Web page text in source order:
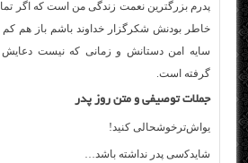
پدرم بزرگترین نعمت زندگی من است که اگر
خاطر بودنش شکرگزار خداوند باشم باز هم
سایه امن دستانش و زمانی که نیست
گرفته است.
جملات توصیفی و متن روز پدر
ﻳﻮﺍﺵ‌ﺗﺮﺧﻮﺷﺤﺎلی ﻛﻨﻴﺪ!
ﺷﺎﻳﺪﻛسی ﭘﺪﺭ ﻧﺪﺍﺷﺘﻪ ﺑﺎﺷﺪ…